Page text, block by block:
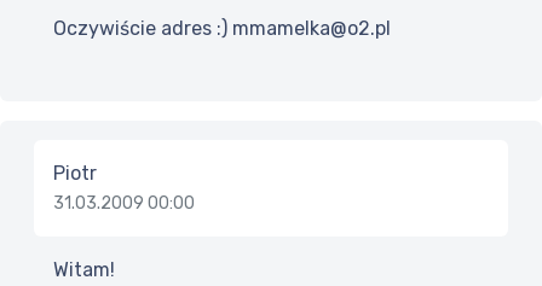
Oczywiście adres :) mmamelka@o2.pl
Piotr
31.03.2009 00:00
Witam!